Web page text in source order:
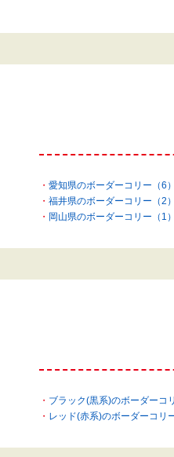
愛知県のボーダーコリー（6）
福井県のボーダーコリー（2）
岡山県のボーダーコリー（1）
ブラック(黒系)のボーダーコ
レッド(赤系)のボーダーコリ